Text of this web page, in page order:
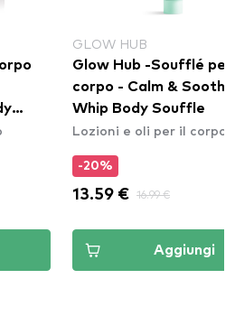
GLOW HUB
Glow Hub -Soufflé per
corpo - Calm &
Whip Body Souffle
Lozioni e oli per il corpo
-20%
13.59 € 16.99 €
Aggiungi